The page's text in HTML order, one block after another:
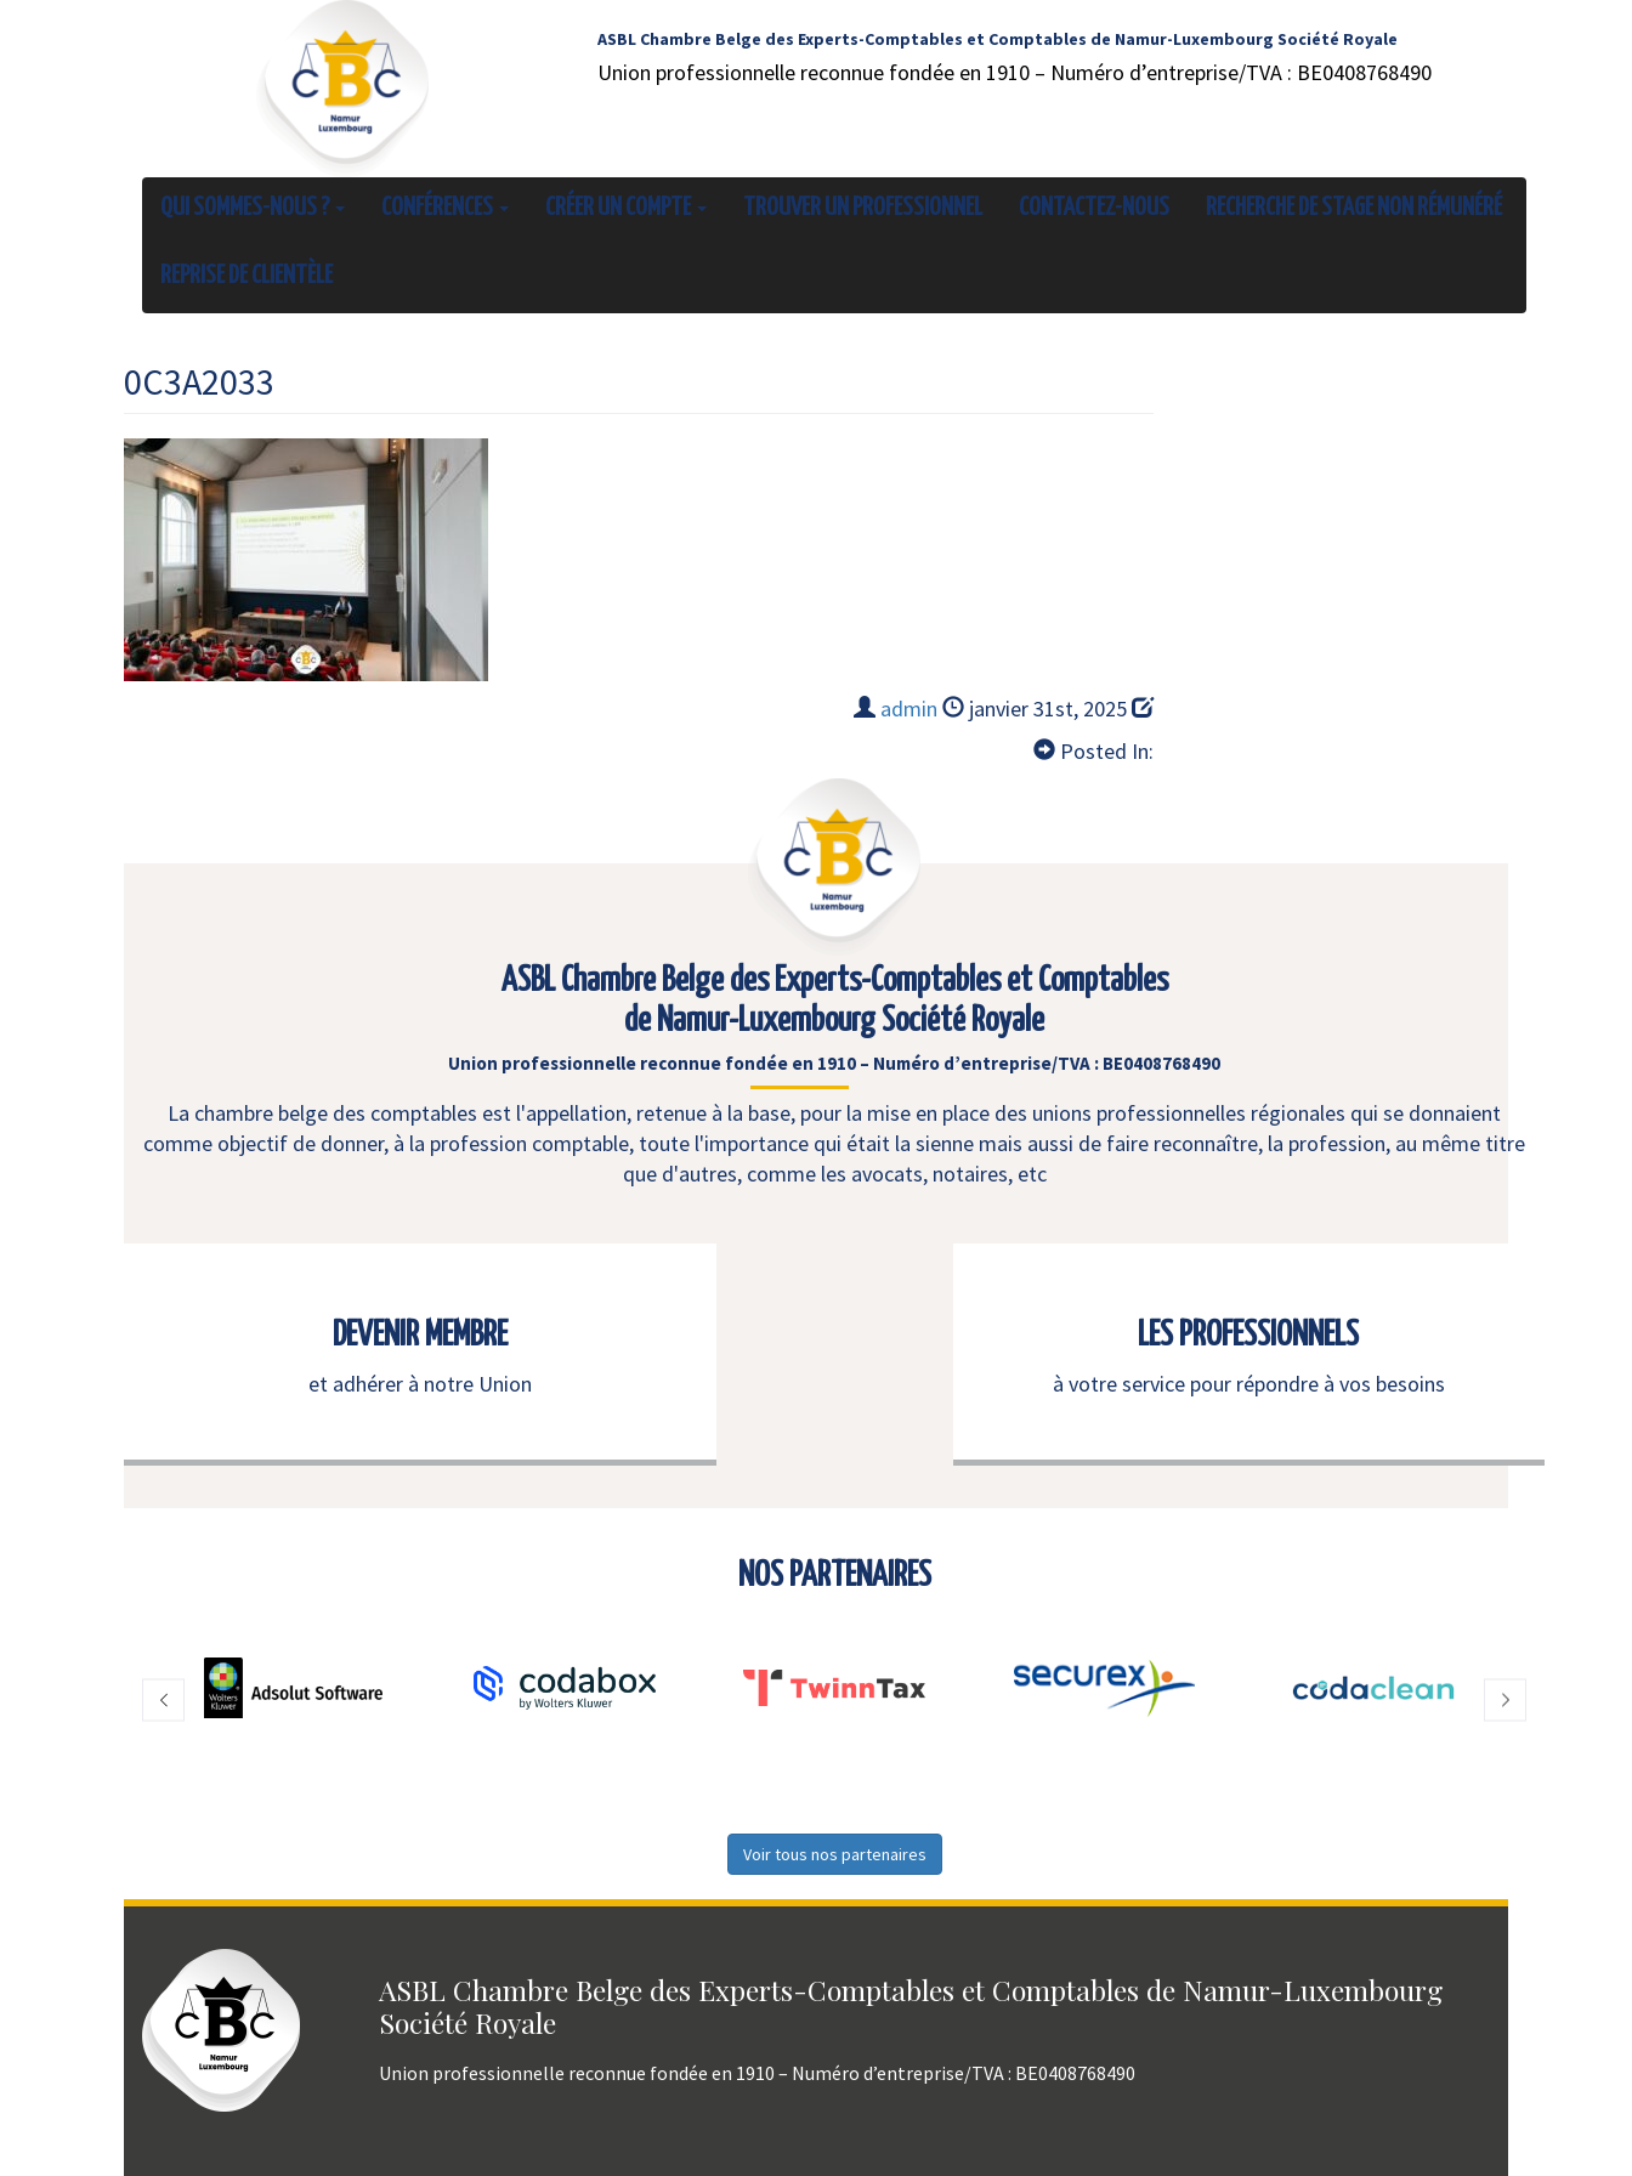
ASBL Chambre Belge des Experts-Comptables et Comptables de Namur-Luxembourg Société Royale
Union professionnelle reconnue fondée en 1910 – Numéro d’entreprise/TVA : BE0408768490
QUI SOMMES-NOUS ? CONFÉRENCES CRÉER UN COMPTE TROUVER UN PROFESSIONNEL CONTACTEZ-NOUS RECHERCHE DE STAGE NON RÉMUNÉRÉ
REPRISE DE CLIENTÈLE
0C3A2033
admin
janvier 31st, 2025
Posted In:
ASBL Chambre Belge des Experts-Comptables et Comptables
de Namur-Luxembourg Société Royale
Union professionnelle reconnue fondée en 1910 – Numéro d’entreprise/TVA : BE0408768490
La chambre belge des comptables est l'appellation, retenue à la base, pour la mise en place des unions professionnelles régionales qui se donnaient
comme objectif de donner, à la profession comptable, toute l'importance qui était la sienne mais aussi de faire reconnaître, la profession, au même titre
que d'autres, comme les avocats, notaires, etc
DEVENIR MEMBRE
et adhérer à notre Union
LES PROFESSIONNELS
à votre service pour répondre à vos besoins
NOS PARTENAIRES
Voir tous nos partenaires
ASBL Chambre Belge des Experts-Comptables et Comptables de Namur-Luxembourg
Société Royale
Union professionnelle reconnue fondée en 1910 – Numéro d’entreprise/TVA : BE0408768490